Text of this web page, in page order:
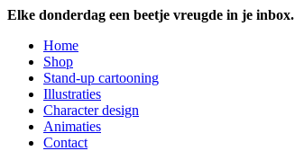
Elke donderdag een beetje vreugde in je inbox.
Home
Shop
Stand-up cartooning
Illustraties
Character design
Animaties
Contact